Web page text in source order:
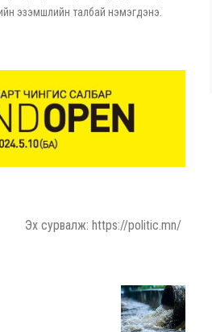
эзэмшлийн талбай нэмэгдэнэ.
Эх сурвалж: https://politic.mn/